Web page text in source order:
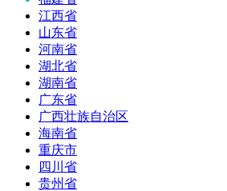
江西省
山东省
河南省
湖北省
湖南省
广东省
广西壮族自治区
海南省
重庆市
四川省
贵州省